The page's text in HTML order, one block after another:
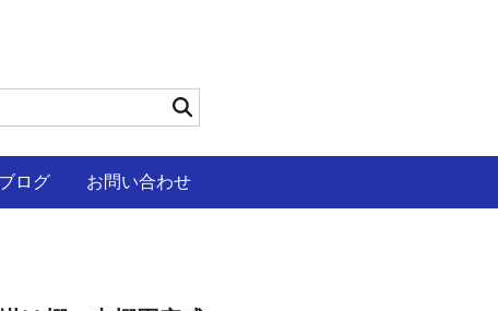
ブログ お問い合わせ